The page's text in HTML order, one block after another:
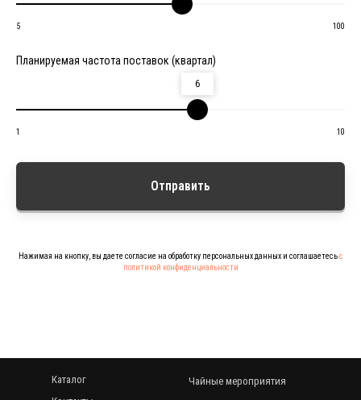
5 100
Планируемая частота поставок (квартал)
6
1 10
Отправить
Нажимая на кнопку, вы даете согласие на обработку персональных данных и соглашаетесьc
политикой конфиденциальности
Чайные мероприятия
Каталог